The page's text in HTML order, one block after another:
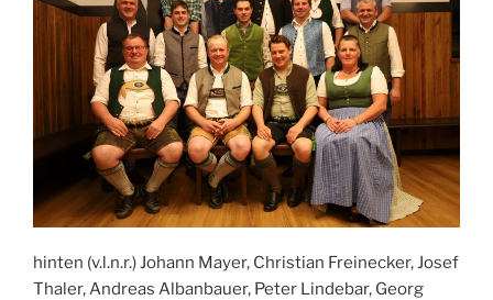
hinten (v.l.n.r.) Johann Mayer, Christian Freinecker, Josef
Thaler, Andreas Albanbauer, Peter Lindebar, Georg